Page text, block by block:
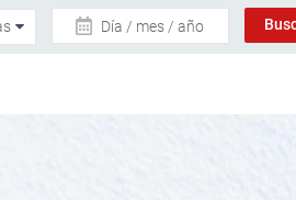
Día / mes / año